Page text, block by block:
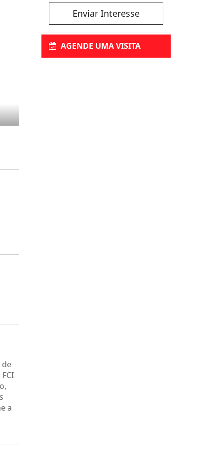
de
a
Enviar Interesse
AGENDE UMA VISITA